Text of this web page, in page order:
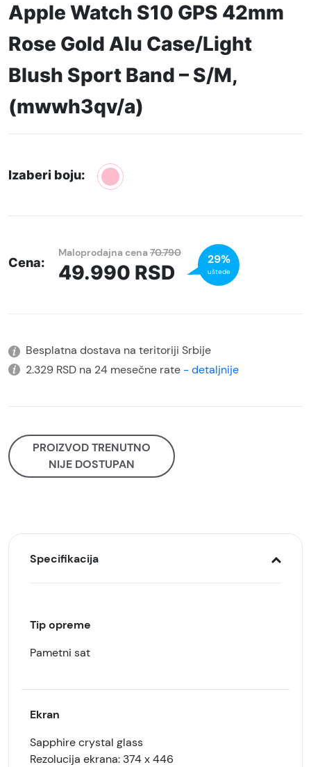
Apple Watch S10 GPS 42mm
Rose Gold Alu Case/Light
Blush Sport Band – S/M,
(mwwh3qv/a)
Izaberi boju:
Cena:
Maloprodajna cena70.790
49.990 RSD
29%
uštede
Besplatna dostava na teritoriji Srbije
2.329 RSD na 24 mesečne rate - detaljnije
PROIZVOD TRENUTNO
NIJE DOSTUPAN
Specifikacija
Tip opreme
Pametni sat
Ekran
Sapphire crystal glass
Rezolucija ekrana: 374 x 446